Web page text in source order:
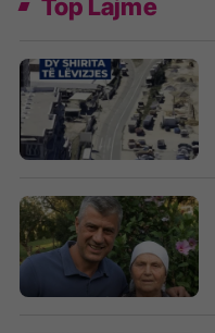
Top Lajme